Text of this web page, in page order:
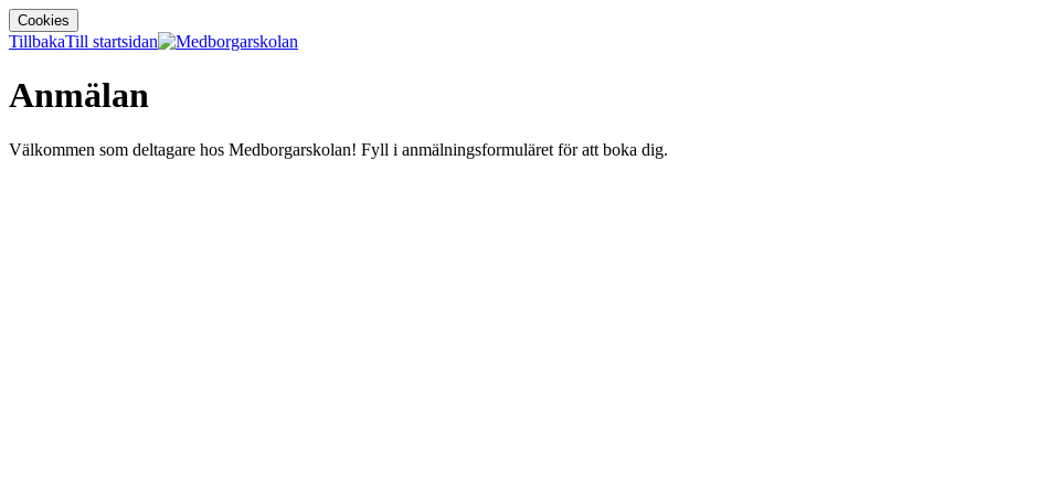
Cookies
TillbakaTill startsidan
Anmälan
Välkommen som deltagare hos Medborgarskolan! Fyll i anmälningsformuläret för att boka dig.